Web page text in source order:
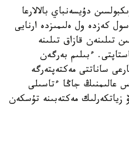
دۇيسەنباي بالالارعا
كەزدە ول ەلىمىزدە ارنايى
تىلىنەن قازاق تىلىنە
ءبىلىم بەرگەن
جوعارعى ساناتتى مەكتەپتەرگە
عالىمنىڭ جاڭا ءتاسىلى
زياتكەرلىك مەكتەبىنە تۇسكەن